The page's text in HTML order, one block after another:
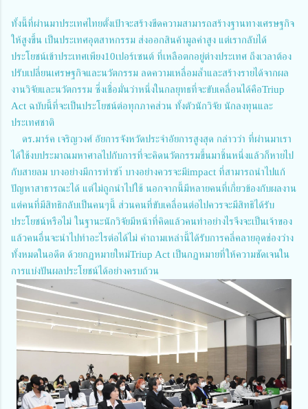
ทั้งนี้ที่ผ่านมาประเทศไทยตั้งเป้าจะสร้างขีดความสามารถสร้างฐานทางเศรษฐกิจ
ให้สูงขึ้น เป็นประเทศอุตสาหกรรม ส่งออกสินค้ามูลค่าสูง แต่เรากลับได้
ประโยชน์เข้าประเทศเพียง10เปอร์เซนต์ ที่เหลือตกอยู่ต่างประเทศ ถึงเวลาต้อง
ปรับเปลี่ยนเศรษฐกิจและนวัตกรรม ลดความเหลื่อมล้ำและสร้างรายได้จากผล
งานวิจัยและนวัตกรรม ซึ่งเชื่อมั่นว่าหนึ่งในกลยุทธที่จะขับเคลื่อนได้คือTriup
Act ฉบับนี้ที่จะเป็นประโยชน์ต่อทุกภาคส่วน ทั้งตัวนักวิจัย นักลงทุนและ
ประเทศชาติ
ดร.มาร์ค เจริญวงศ์ อัยการจังหวัดประจำอัยการสูงสุด กล่าวว่า ที่ผ่านมาเรา
ได้ใช้งบประมาณมหาศาลไปกับการที่จะคิดนวัตกรรมขึ้นมาชิ้นหนึ่งแล้วก็หายไป
กับสายลม บางอย่างมีการทำซำ้ บางอย่างควรจะมีimpact ที่สามารถนำไปแก้
ปัญหาสาธารณะได้ แต่ไม่ถูกนำไปใช้ นอกจากนี้มีหลายคนที่เกี่ยวข้องกับผลงาน
แต่คนที่มีสิทธิกลับเป็นคนๆนี้ ส่วนคนที่ขับเคลื่อนต่อไปควรจะมีสิทธิได้รับ
ประโยชน์หรือไม่ ในฐานะนักวิจัยมีหน้าที่คิดแล้วคนทำอย่างไรจึงจะเป็นเจ้าของ
แล้วคนอื่นจะนำไปทำอะไรต่อได้ไม่ คำถามเหล่านี้ได้รับการคลี่คลายอุดช่องว่าง
ทั้งหมดในอดีต ด้วยกฏหมายใหม่Triup Act เป็นกฏหมายที่ให้ความชัดเจนใน
การแบ่งปันผลประโยชน์ได้อย่างครบถ้วน